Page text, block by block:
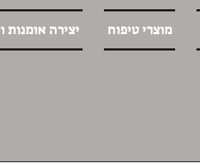
מוצרי טיפוח יצירה אומנות